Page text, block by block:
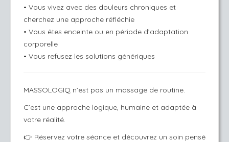
• Vous vivez avec des douleurs chroniques et
cherchez une approche réfléchie
• Vous êtes enceinte ou en période d’adaptation
corporelle
• Vous refusez les solutions génériques
MASSOLOGIQ n’est pas un massage de routine.
C’est une approche logique, humaine et adaptée à
votre réalité.
👉 Réservez votre séance et découvrez un soin pensé